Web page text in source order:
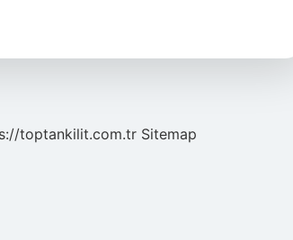
toptankilit.com.tr Sitemap